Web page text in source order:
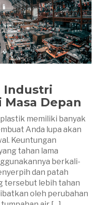
Industri
Depan
memiliki banyak
Anda lupa akan
Keuntungan
tahan lama
berkali-
dan patah
tersebut lebih tahan
oleh perubahan